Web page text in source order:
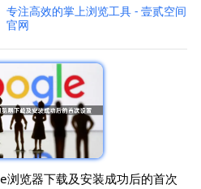
专注高效的掌上浏览工具 - 壹贰空间
官网
览器下载及安装成功后的首次